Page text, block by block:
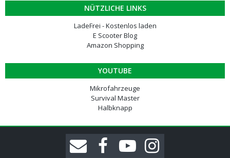
NÜTZLICHE LINKS
LadeFrei - Kostenlos laden
E Scooter Blog
Amazon Shopping
YOUTUBE
Mikrofahrzeuge
Survival Master
Halbknapp